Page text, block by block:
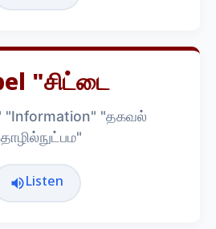
"சிட்டை
"தகவல்
Listen